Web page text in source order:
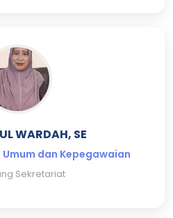
WARDAH, SE
dan Kepegawaian
Sekretariat